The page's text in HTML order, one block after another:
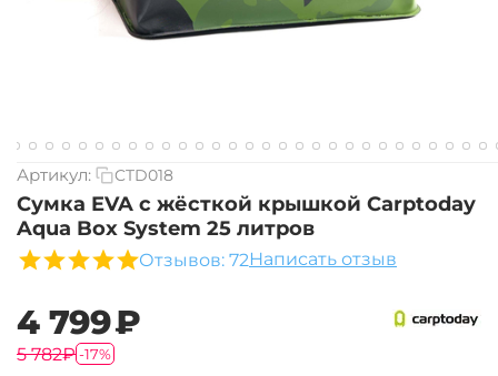
Артикул: CTD018
Сумка EVA с жёсткой крышкой Carptoday
Aqua Box System 25 литров
Отзывов: 72Написать отзыв
‍4 799‍₽
‍5 782‍₽-17%